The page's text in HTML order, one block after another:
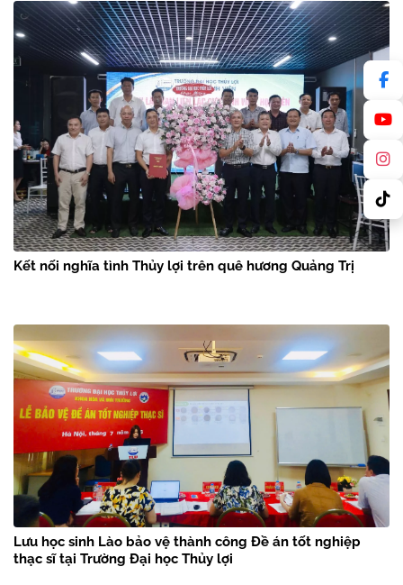
Kết nối nghĩa tình Thủy lợi trên quê hương Quảng Trị
Lưu học sinh Lào bảo vệ thành công Đề án tốt nghiệp
thạc sĩ tại Trường Đại học Thủy lợi